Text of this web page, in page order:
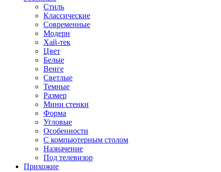
Стиль
Классические
Современные
Модерн
Хай-тек
Цвет
Белые
Венге
Светлые
Темные
Размер
Мини стенки
Форма
Угловые
Особенности
С компьютерным столом
Назначение
Под телевизор
Прихожие